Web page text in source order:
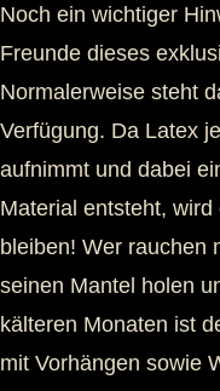
Noch ein wichtiger
Freunde dieses
Normalerweise steht
Verfügung. Da Latex
aufnimmt und dabei
Material entsteht,
bleiben! Wer rauchen
seinen Mantel holen
kälteren Monaten ist
mit Vorhängen sowie